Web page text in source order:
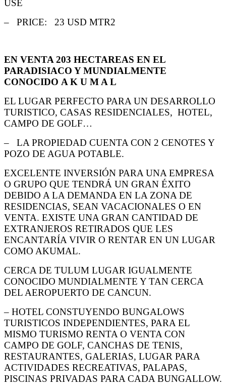
USE
– PRICE: 23 USD MTR2
EN VENTA 203 HECTAREAS EN EL
PARADISIACO Y MUNDIALMENTE
CONOCIDO A K U M A L
EL LUGAR PERFECTO PARA UN DESARROLLO
TURISTICO, CASAS RESIDENCIALES, HOTEL,
CAMPO DE GOLF…
– LA PROPIEDAD CUENTA CON 2 CENOTES Y
POZO DE AGUA POTABLE.
EXCELENTE INVERSIÓN PARA UNA EMPRESA
O GRUPO QUE TENDRÁ UN GRAN ÉXITO
DEBIDO A LA DEMANDA EN LA ZONA DE
RESIDENCIAS, SEAN VACACIONALES O EN
VENTA. EXISTE UNA GRAN CANTIDAD DE
EXTRANJEROS RETIRADOS QUE LES
ENCANTARÍA VIVIR O RENTAR EN UN LUGAR
COMO AKUMAL.
CERCA DE TULUM LUGAR IGUALMENTE
CONOCIDO MUNDIALMENTE Y TAN CERCA
DEL AEROPUERTO DE CANCUN.
– HOTEL CONSTUYENDO BUNGALOWS
TURISTICOS INDEPENDIENTES, PARA EL
MISMO TURISMO RENTA O VENTA CON
CAMPO DE GOLF, CANCHAS DE TENIS,
RESTAURANTES, GALERIAS, LUGAR PARA
ACTIVIDADES RECREATIVAS, PALAPAS,
PISCINAS PRIVADAS PARA CADA BUNGALLOW.